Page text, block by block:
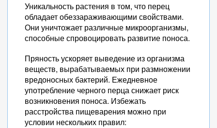
Уникальность растения в том, что перец
обладает обеззараживающими свойствами.
Они уничтожает различные микроорганизмы,
способные спровоцировать развитие поноса.
Пряность ускоряет выведение из организма
веществ, вырабатываемых при размножении
вредоносных бактерий. Ежедневное
употребление черного перца снижает риск
возникновения поноса. Избежать
расстройства пищеварения можно при
условии нескольких правил: